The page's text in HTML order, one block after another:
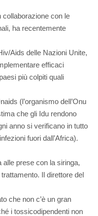
collaborazione con le
ha recentemente
Aids delle Nazioni Unite,
efficaci
più colpiti quali
(l’organismo dell’Onu
che gli Idu rendono
anno si verificano in tutto
fuori dall’Africa).
alle prese con la siringa,
Il direttore del
che non c’è un gran
i tossicodipendenti non